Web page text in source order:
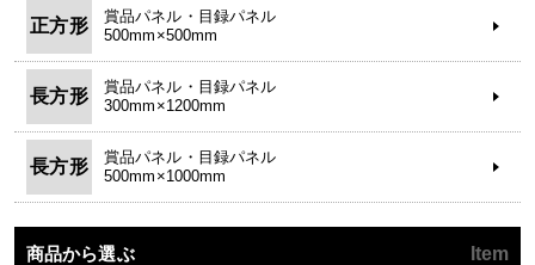
正方形
賞品パネル・目録パネル
500mm×500mm
長方形
賞品パネル・目録パネル
300mm×1200mm
長方形
賞品パネル・目録パネル
500mm×1000mm
商品から選ぶ Item